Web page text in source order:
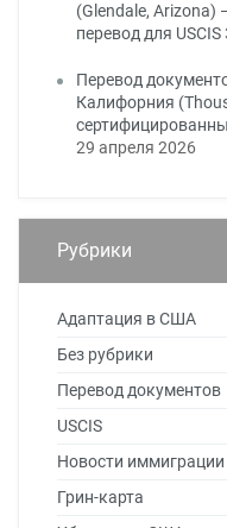
(Glendale,
перевод для USCIS
Перевод
Калифорния
29 апреля 2026
Рубрики
Адаптация в США
Без рубрики
Перевод документов
USCIS
Новости иммиграции
Грин-карта